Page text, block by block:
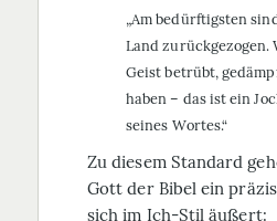
„Am bedürftigsten
Land zurückgezogen.
Geist betrübt,
haben – das ist ein
seines Wortes.“
Zu diesem Standard
Gott der Bibel ein
sich im Ich-Stil äußert: